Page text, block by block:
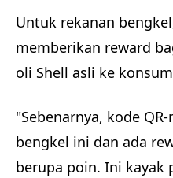
Untuk rekanan
memberikan reward
oli Shell asli ke
"Sebenarnya, kode
bengkel ini dan ada
berupa poin. Ini kayak